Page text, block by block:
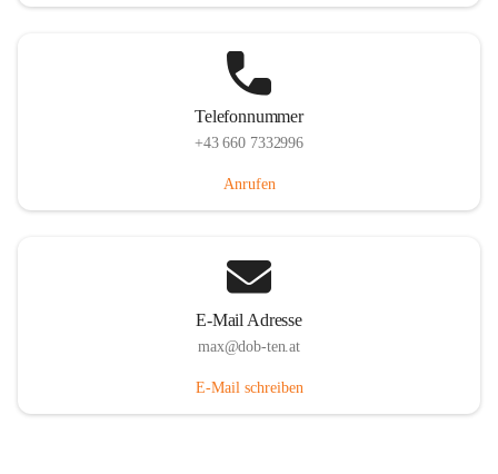
Telefonnummer
+43 660 7332996
Anrufen
E-Mail Adresse
max@dob-ten.at
E-Mail schreiben